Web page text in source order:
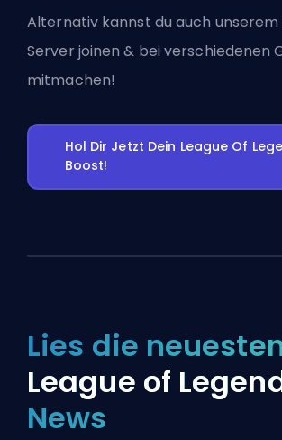
Alternativ kannst du auch
Server joinen & bei verschiedenen
mitmachen!
Hol Dir Jetzt Dein League Of
Boost!
Lies die
League of
News